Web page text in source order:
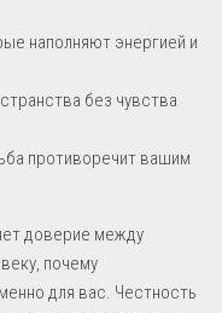
наполняют энергией и
без чувства
противоречит вашим
доверие между
почему
для вас. Честность